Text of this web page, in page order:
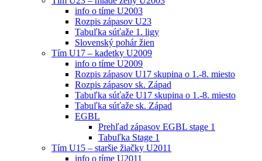
info o tíme U2003
Rozpis zápasov U23
Tabuľka súťaže 1. ligy
Slovenský pohár žien
Tím U17 – kadetky U2009
info o tíme U2009
Rozpis zápasov U17 skupina o 1.-8. miesto
Rozpis zápasov sk. Západ
Tabuľka súťaže U17 skupina o 1.-8. miesto
Tabuľka súťaže sk. Západ
EGBL
Prehľad zápasov EGBL stage 1
Tabuľka Stage 1
Tím U15 – staršie žiačky U2011
info o tíme U2011